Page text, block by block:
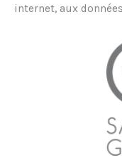
internet, aux